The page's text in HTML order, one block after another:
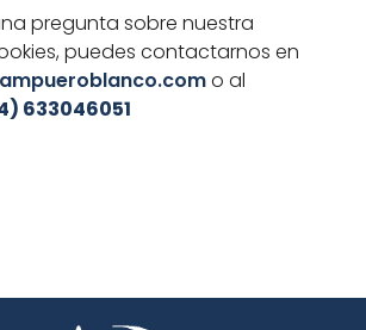
pregunta sobre nuestra
puedes contactarnos en
o al
633046051